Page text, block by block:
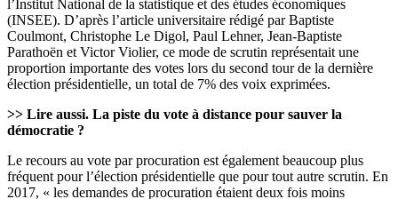
l’Institut National de la statistique et des études économiques
(INSEE). D’après l’article universitaire rédigé par Baptiste
Coulmont, Christophe Le Digol, Paul Lehner, Jean-Baptiste
Parathoën et Victor Violier, ce mode de scrutin représentait une
proportion importante des votes lors du second tour de la dernière
élection présidentielle, un total de 7% des voix exprimées.
>> Lire aussi. La piste du vote à distance pour sauver la
démocratie ?
Le recours au vote par procuration est également beaucoup plus
fréquent pour l’élection présidentielle que pour tout autre scrutin. En
2017, « les demandes de procuration étaient deux fois moins